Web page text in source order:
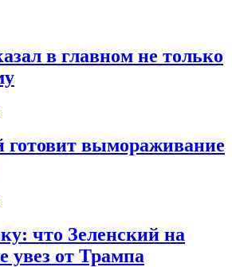
в главном не только
готовит вымораживание
что Зеленский на
увез от Трампа